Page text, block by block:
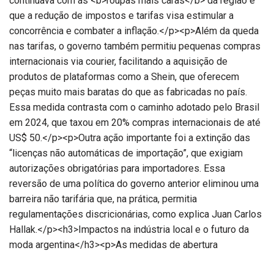
que a redução de impostos e tarifas visa estimular a
concorrência e combater a inflação.</p><p>Além da queda
nas tarifas, o governo também permitiu pequenas compras
internacionais via courier, facilitando a aquisição de
produtos de plataformas como a Shein, que oferecem
peças muito mais baratas do que as fabricadas no país.
Essa medida contrasta com o caminho adotado pelo Brasil
em 2024, que taxou em 20% compras internacionais de até
US$ 50.</p><p>Outra ação importante foi a extinção das
“licenças não automáticas de importação”, que exigiam
autorizações obrigatórias para importadores. Essa
reversão de uma política do governo anterior eliminou uma
barreira não tarifária que, na prática, permitia
regulamentações discricionárias, como explica Juan Carlos
Hallak.</p><h3>Impactos na indústria local e o futuro da
moda argentina</h3><p>As medidas de abertura